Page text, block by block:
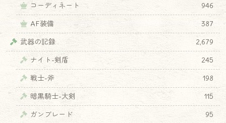
コーディネート
946
AF装備
387
武器の記録
2,679
ナイト-剣盾
245
戦士-斧
198
暗黒騎士-大剣
115
ガンブレード
95